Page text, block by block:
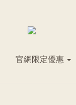
官網限定優惠